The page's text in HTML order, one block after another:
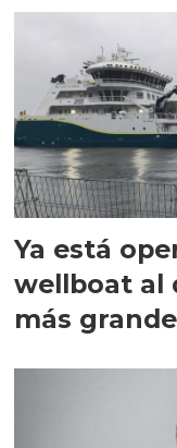
Ya está
wellboat al
más